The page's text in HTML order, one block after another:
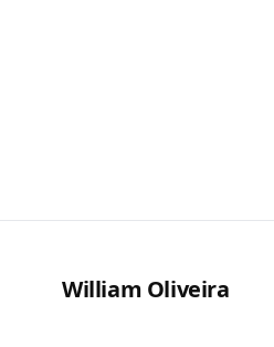
William Oliveira